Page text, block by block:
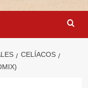
CELÍACOS